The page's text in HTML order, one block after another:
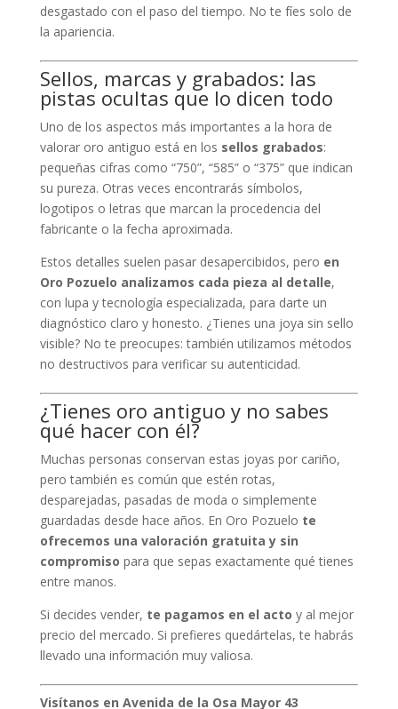
desgastado con el paso del tiempo. No te fíes solo de
la apariencia.
Sellos, marcas y grabados: las
pistas ocultas que lo dicen todo
Uno de los aspectos más importantes a la hora de
valorar oro antiguo está en los sellos grabados:
pequeñas cifras como “750”, “585” o “375” que indican
su pureza. Otras veces encontrarás símbolos,
logotipos o letras que marcan la procedencia del
fabricante o la fecha aproximada.
Estos detalles suelen pasar desapercibidos, pero en
Oro Pozuelo analizamos cada pieza al detalle,
con lupa y tecnología especializada, para darte un
diagnóstico claro y honesto. ¿Tienes una joya sin sello
visible? No te preocupes: también utilizamos métodos
no destructivos para verificar su autenticidad.
¿Tienes oro antiguo y no sabes
qué hacer con él?
Muchas personas conservan estas joyas por cariño,
pero también es común que estén rotas,
desparejadas, pasadas de moda o simplemente
guardadas desde hace años. En Oro Pozuelo te
ofrecemos una valoración gratuita y sin
compromiso para que sepas exactamente qué tienes
entre manos.
Si decides vender, te pagamos en el acto y al mejor
precio del mercado. Si prefieres quedártelas, te habrás
llevado una información muy valiosa.
Visítanos en Avenida de la Osa Mayor 43